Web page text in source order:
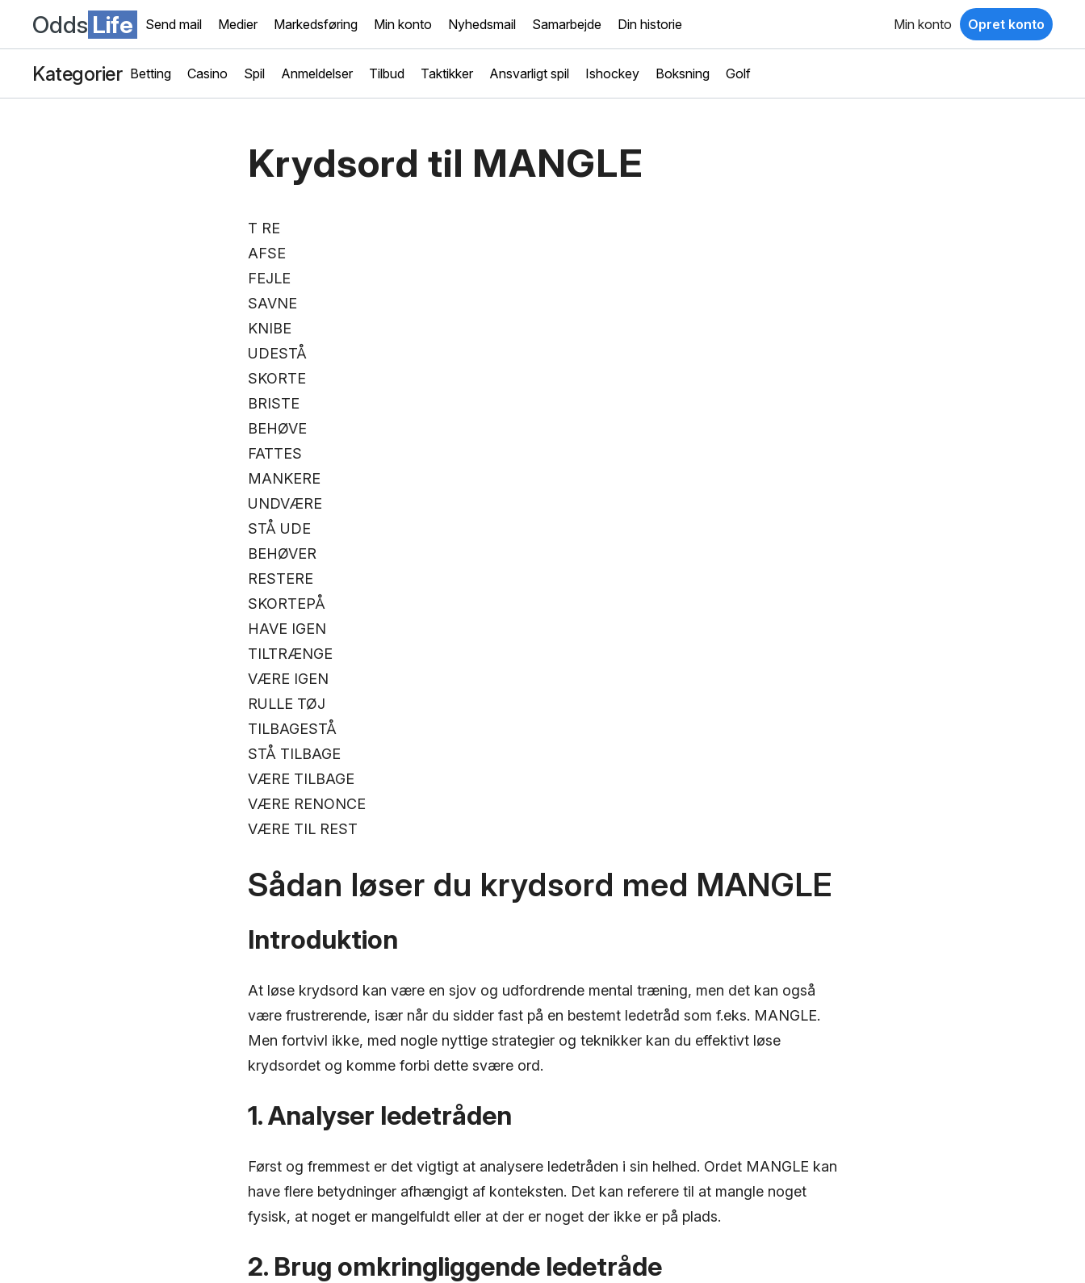
Odds Life Send mail Medier Markedsføring Min konto Nyhedsmail Samarbejde Din historie Min konto Opret konto
Kategorier Betting Casino Spil Anmeldelser Tilbud Taktikker Ansvarligt spil Ishockey Boksning Golf
Krydsord til MANGLE
T RE
AFSE
FEJLE
SAVNE
KNIBE
UDESTÅ
SKORTE
BRISTE
BEHØVE
FATTES
MANKERE
UNDVÆRE
STÅ UDE
BEHØVER
RESTERE
SKORTEPÅ
HAVE IGEN
TILTRÆNGE
VÆRE IGEN
RULLE TØJ
TILBAGESTÅ
STÅ TILBAGE
VÆRE TILBAGE
VÆRE RENONCE
VÆRE TIL REST
Sådan løser du krydsord med MANGLE
Introduktion
At løse krydsord kan være en sjov og udfordrende mental træning, men det kan også
være frustrerende, især når du sidder fast på en bestemt ledetråd som f.eks. MANGLE.
Men fortvivl ikke, med nogle nyttige strategier og teknikker kan du effektivt løse
krydsordet og komme forbi dette svære ord.
1. Analyser ledetråden
Først og fremmest er det vigtigt at analysere ledetråden i sin helhed. Ordet MANGLE kan
have flere betydninger afhængigt af konteksten. Det kan referere til at mangle noget
fysisk, at noget er mangelfuldt eller at der er noget der ikke er på plads.
2. Brug omkringliggende ledetråde